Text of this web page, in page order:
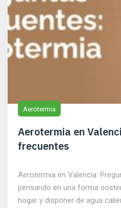
Aerotermia
Aerotermia en
frecuentes
Aerotermia en Valencia:
pensando en una forma
hogar y disponer de agua